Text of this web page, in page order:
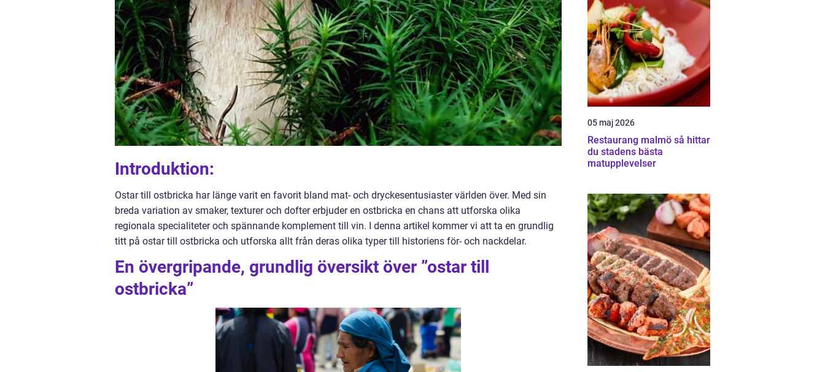
Introduktion:
Ostar till ostbricka har länge varit en favorit bland mat- och dryckesentusiaster världen över. Med sin
breda variation av smaker, texturer och dofter erbjuder en ostbricka en chans att utforska olika
regionala specialiteter och spännande komplement till vin. I denna artikel kommer vi att ta en grundlig
titt på ostar till ostbricka och utforska allt från deras olika typer till historiens för- och nackdelar.
En övergripande, grundlig översikt över ”ostar till
ostbricka”
05 maj 2026
Restaurang malmö så hittar
du stadens bästa
matupplevelser